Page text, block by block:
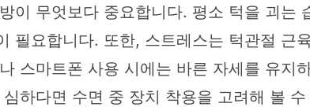
이 무엇보다 중요합니다. 평소 턱을 괴
필요합니다. 또한, 스트레스는 턱관절 근
스마트폰 사용 시에는 바른 자세를 유
하다면 수면 중 장치 착용을 고려해 볼 수